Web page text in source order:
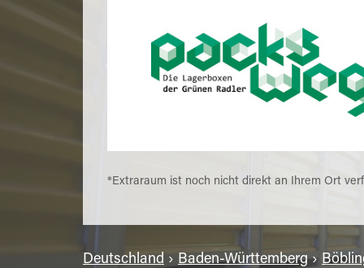
*Extraraum ist noch nicht direkt an Ihrem Ort
Deutschland › Baden-Württemberg›